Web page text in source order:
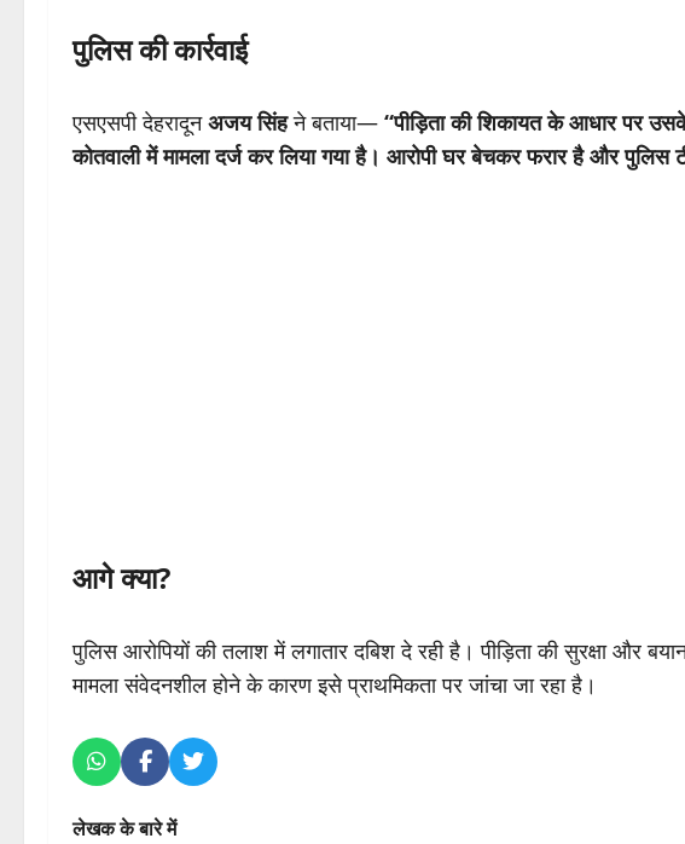
पुलिस की कार्रवाई
एसएसपी देहरादूनअजय सिंहने बताया— “पीड़िता की शिकायत के आधार पर
कोतवाली में मामला दर्ज कर लिया गया है। आरोपी घर बेचकर फरार है और
आगे क्या?
पुलिस आरोपियों की तलाश में लगातार दबिश दे रही है। पीड़िता की सुरक्षा और
मामला संवेदनशील होने के कारण इसे प्राथमिकता पर जांचा जा रहा है।
लेखक के बारे में